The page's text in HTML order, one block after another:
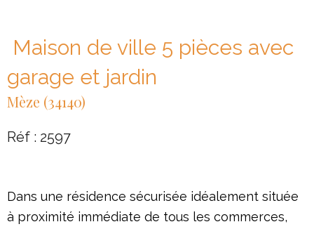
Maison de ville 5 pièces avec
garage et jardin
Mèze (34140)
Réf : 2597
Dans une résidence sécurisée idéalement située
à proximité immédiate de tous les commerces,